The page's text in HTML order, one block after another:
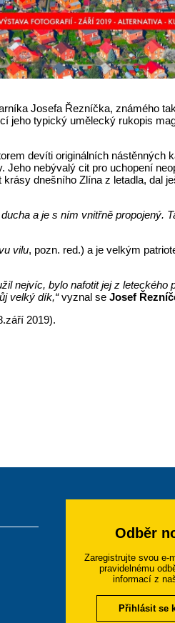
Josefa Řezníčka, známého
jeho typický umělecký rukopis
devíti originálních nástěnných
nebývalý cit pro uchopení
dnešního Zlína z letadla, dal
a je s ním vnitřně propojený.
vilu, pozn. red.) a je velkým
nejvíc, bylo nafotit jej z leteckého
velký dík,“vyznal seJosef
2019).
Odběr
Zaregistrujte svou e-
pravidelnému
informací z
Přihlásit se